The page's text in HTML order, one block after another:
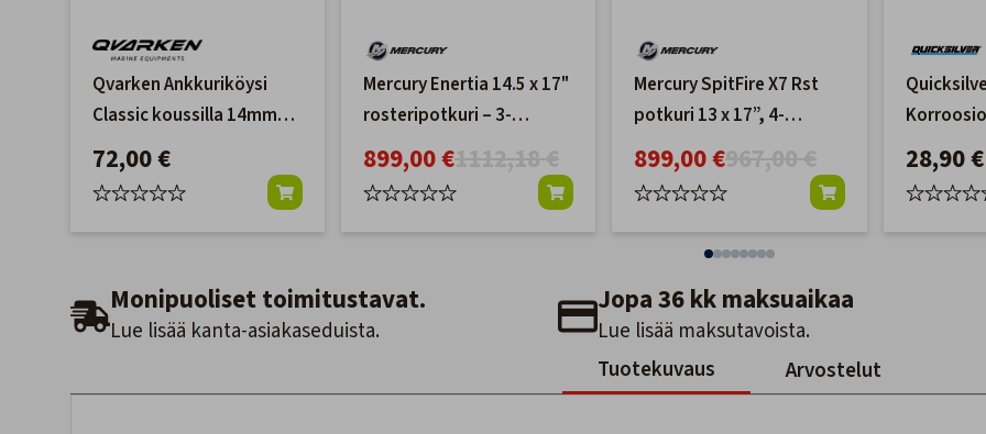
Qvarken Ankkuriköysi
Classic koussilla 14mm
40m musta
72,00 €
Mercury Enertia 14.5 x 17"
rosteripotkuri – 3-
lapainen
899,00 €
Mercury SpitFire X7 Rst
potkuri 13 x 17”, 4-
lapainen, RH
899,00 €
g
28,90 €
Monipuoliset toimitustavat.
Lue lisää kanta-asiakaseduista.
Jopa 36 kk maksuaikaa
Lue lisää maksutavoista.
Tuotekuvaus
Arvostelut